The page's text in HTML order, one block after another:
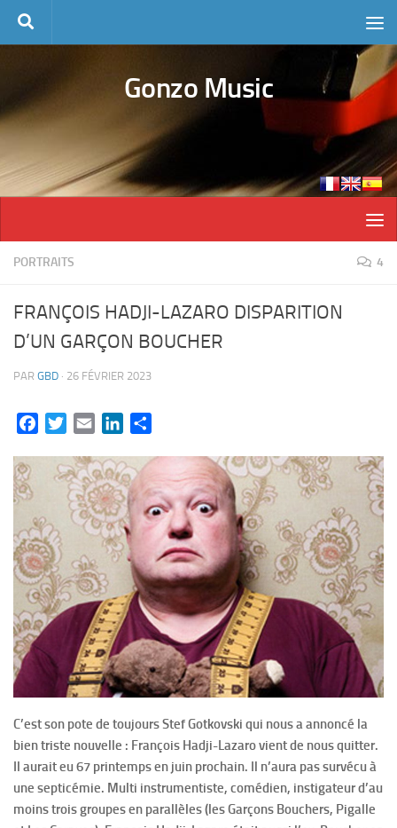
Skip to content
Gonzo Music
PORTRAITS 4
FRANÇOIS HADJI-LAZARO DISPARITION
D’UN GARÇON BOUCHER
PAR GBD · 26 FÉVRIER 2023
FacebookTwitterEmail LinkedIn
C’est son pote de toujours Stef Gotkovski qui nous a annoncé la
bien triste nouvelle : François Hadji-Lazaro vient de nous quitter.
Il aurait eu 67 printemps en juin prochain. Il n’aura pas survécu à
une septicémie. Multi instrumentiste, comédien, instigateur d’au
moins trois groupes en parallèles (les Garçons Bouchers, Pigalle